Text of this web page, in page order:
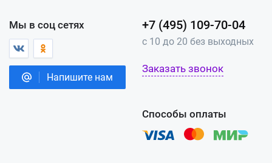
Мы в соц сетях
Напишите нам
+7 (495) 109-70-04
с 10 до 20 без выходных
Заказать звонок
Способы оплаты